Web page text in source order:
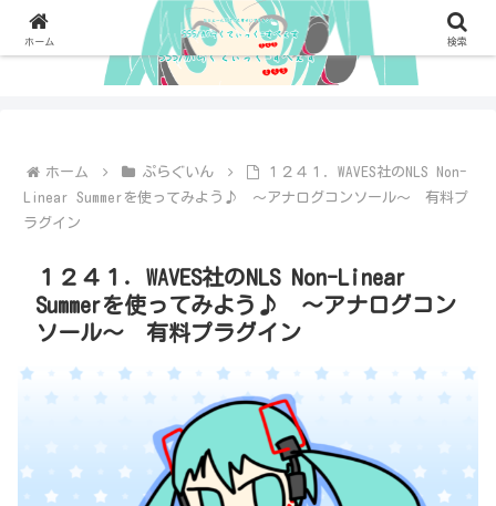
ホーム ぷらぐいん
１２４１．WAVES社のNLS Non-
Linear Summerを使ってみよう♪ ～アナログコンソール～ 有料プ
ラグイン
１２４１．WAVES社のNLS Non-Linear
Summerを使ってみよう♪ ～アナログコン
ソール～ 有料プラグイン
ホーム 検索